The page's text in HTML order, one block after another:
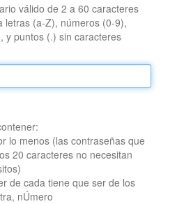
válido de 2 a 60 caracteres
letras (a-Z), números (0-9),
y puntos (.) sin caracteres
lo menos (las contraseñas que
20 caracteres no necesitan
de cada tiene que ser de los
nÚmero